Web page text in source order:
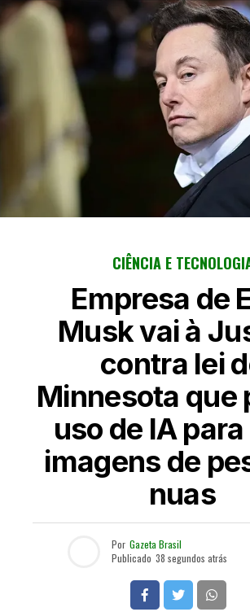
CIÊNCIA E
Empresa de
Musk vai à
contra lei
Minnesota que
uso de IA
imagens de
nuas
Por Gazeta Brasil
Publicado 38 segundos atrás